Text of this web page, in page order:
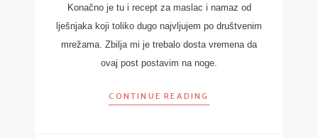
Konačno je tu i recept za maslac i namaz od
lješnjaka koji toliko dugo najvljujem po društvenim
mrežama. Zbilja mi je trebalo dosta vremena da
ovaj post postavim na noge.
CONTINUE READING